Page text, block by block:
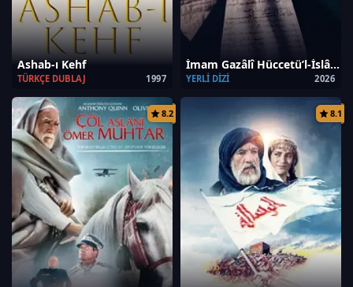
Ashab-ı Kehf
1997
TÜRKÇE DUBLAJ
İmam Gazâlî Hüccetü’l-İslâm
2026
YERLI DIZI
8.2 8.1